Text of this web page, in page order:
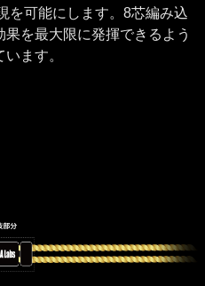
を可能にします。8芯編み込
を最大限に発揮できるよう
ます。